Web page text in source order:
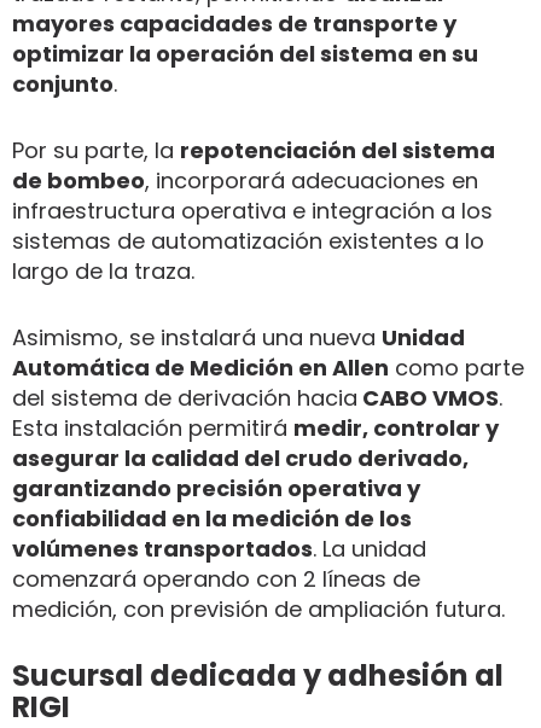
mayores capacidades de transporte y
optimizar la operación del sistema en su
conjunto.
Por su parte, la repotenciación del sistema
de bombeo, incorporará adecuaciones en
infraestructura operativa e integración a los
sistemas de automatización existentes a lo
largo de la traza.
Asimismo, se instalará una nueva Unidad
Automática de Medición en Allen como parte
del sistema de derivación hacia CABO VMOS.
Esta instalación permitirá medir, controlar y
asegurar la calidad del crudo derivado,
garantizando precisión operativa y
confiabilidad en la medición de los
volúmenes transportados. La unidad
comenzará operando con 2 líneas de
medición, con previsión de ampliación futura.
Sucursal dedicada y adhesión al
RIGI